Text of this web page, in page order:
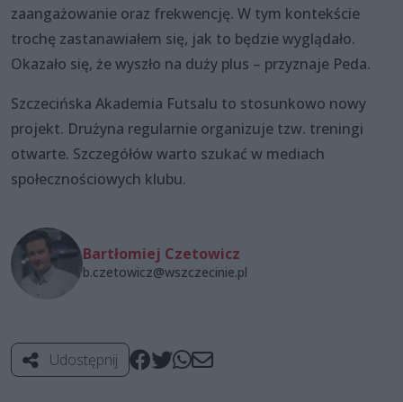
zaangażowanie oraz frekwencję. W tym kontekście
trochę zastanawiałem się, jak to będzie wyglądało.
Okazało się, że wyszło na duży plus – przyznaje Peda.
Szczecińska Akademia Futsalu to stosunkowo nowy
projekt. Drużyna regularnie organizuje tzw. treningi
otwarte. Szczegółów warto szukać w mediach
społecznościowych klubu.
Bartłomiej Czetowicz
b.czetowicz@wszczecinie.pl
Udostępnij